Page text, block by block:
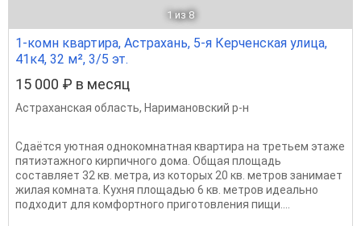
1 из 8
1-комн квартира, Астрахань, 5-я Керченская улица,
41к4, 32 м², 3/5 эт.
15 000 ₽ в месяц
Астраханская область, Наримановский р-н
Сдаётся уютная однокомнатная квартира на третьем этаже
пятиэтажного кирпичного дома. Общая площадь
составляет 32 кв. метра, из которых 20 кв. метров занимает
жилая комната. Кухня площадью 6 кв. метров идеально
подходит для комфортного приготовления пищи....